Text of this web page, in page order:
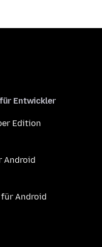
Entwickler
Edition
Android
Android